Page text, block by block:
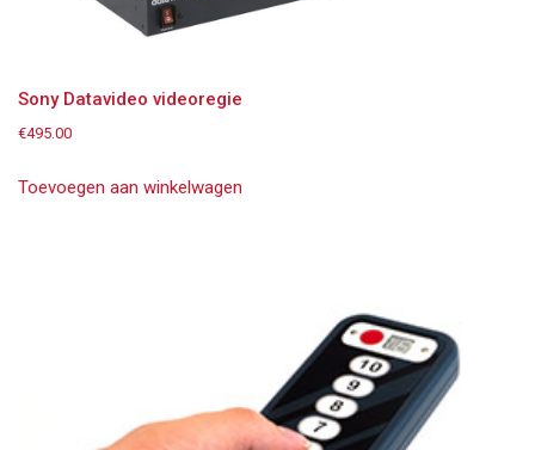
Sony Datavideo videoregie
€495.00
Toevoegen aan winkelwagen